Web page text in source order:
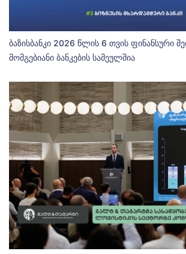
ბაზისბანკი 2026 წლის 6 თვის ფინანსური
მომგებიანი ბანკების სამეულშია